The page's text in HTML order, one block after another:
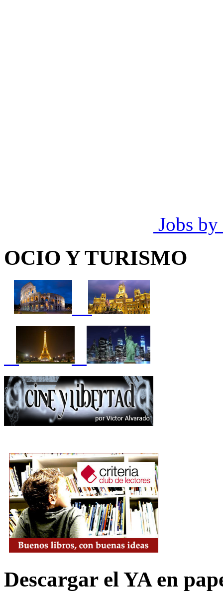
Jobs by
OCIO Y TURISMO
Descargar el YA en